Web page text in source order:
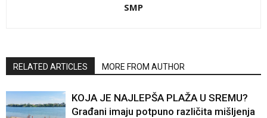
SMP
RELATED ARTICLES MORE FROM AUTHOR
KOJA JE NAJLEPŠA PLAŽA U SREMU?
Građani imaju potpuno različita mišljenja